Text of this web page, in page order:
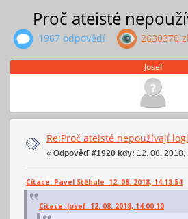
Proč ateisté
1967 odpovědí 2630370
Josef
Re:Proč ateisté nepoužívají
« Odpověď #1920 kdy: 12. 08. 2018,
Citace: Pavel Stěhule 12. 08. 2018, 14:18:54
Citace: Josef 12. 08. 2018, 14:00:10